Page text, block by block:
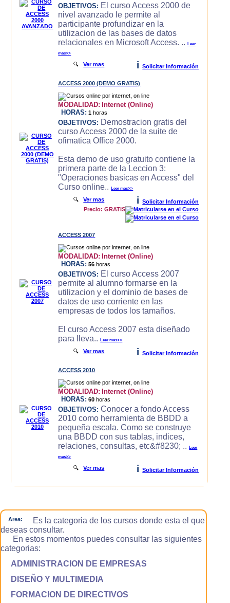
OBJETIVOS: El curso Access 2000 de
nivel avanzado le permite al
participante profundizar en la
utilizacion de las bases de datos
relacionales en Microsoft Access. ..Leer
mas>>
🔍Ver mas i Solicitar Información
ACCESS 2000 (DEMO GRATIS)
MODALIDAD: Internet (Online)
HORAS: 1 horas
OBJETIVOS: Demostracion gratis del
curso Access 2000 de la suite de
ofimatica Office 2000.
Esta demo de uso gratuito contiene la
primera parte de la Leccion 3:
"Operaciones basicas en Access" del
Curso online..Leer mas>>
🔍Ver mas i
Solicitar Información
Precio: GRATIS
ACCESS 2007
MODALIDAD: Internet (Online)
HORAS: 56 horas
OBJETIVOS: El curso Access 2007
permite al alumno formarse en la
utilizacion y el dominio de bases de
datos de uso corriente en las
empresas de todos los tamaños.
El curso Access 2007 esta diseñado
para lleva..Leer mas>>
🔍Ver mas i Solicitar Información
ACCESS 2010
MODALIDAD: Internet (Online)
HORAS: 60 horas
OBJETIVOS: Conocer a fondo Access
2010 como herramienta de BBDD a
pequeña escala. Como se construye
una BBDD con sus tablas, indices,
relaciones, consultas, etc&#8230; ..Leer
mas>>
🔍Ver mas i Solicitar Información
Area:
Es la categoria de los cursos donde esta el que
deseas consultar.
En estos momentos puedes consultar las siguientes
categorias:
ADMINISTRACION DE EMPRESAS
DISEÑO Y MULTIMEDIA
FORMACION DE DIRECTIVOS